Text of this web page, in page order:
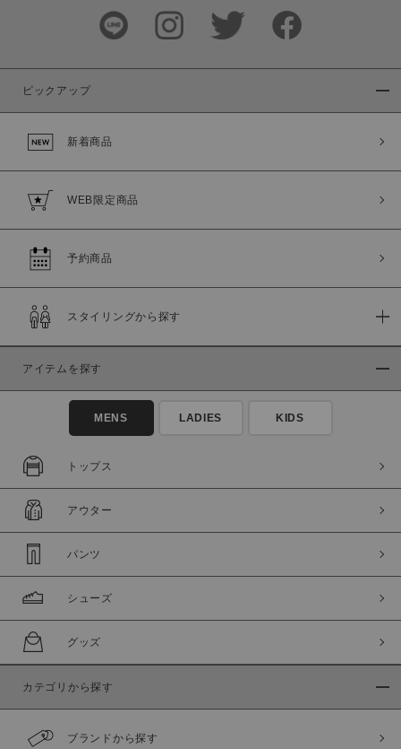
在庫
ピックアップ
新着商品
WEB限定商品
予約商品
スタイリングから探す
アイテムを探す
MENS LADIES KIDS
トップス
アウター
パンツ
シューズ
グッズ
カテゴリから探す
ブランドから探す